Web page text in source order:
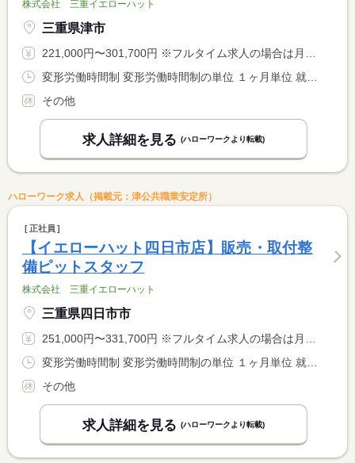
株式会社 三重イエローハット
三重県津市
221,000円〜301,700円 ※フルタイム求人の場合は月額（換算額）、パート求人の場合は時間額を表示しています。
その他
求人詳細を見る (ハローワークより転載)
ハローワーク求人（掲載元：津公共職業安定所）
正社員
【イエローハット四日市店】販売・取付整
備ピットスタッフ
株式会社 三重イエローハット
三重県四日市市
251,000円〜331,700円 ※フルタイム求人の場合は月額（換算額）、パート求人の場合は時間額を表示しています。
その他
求人詳細を見る (ハローワークより転載)